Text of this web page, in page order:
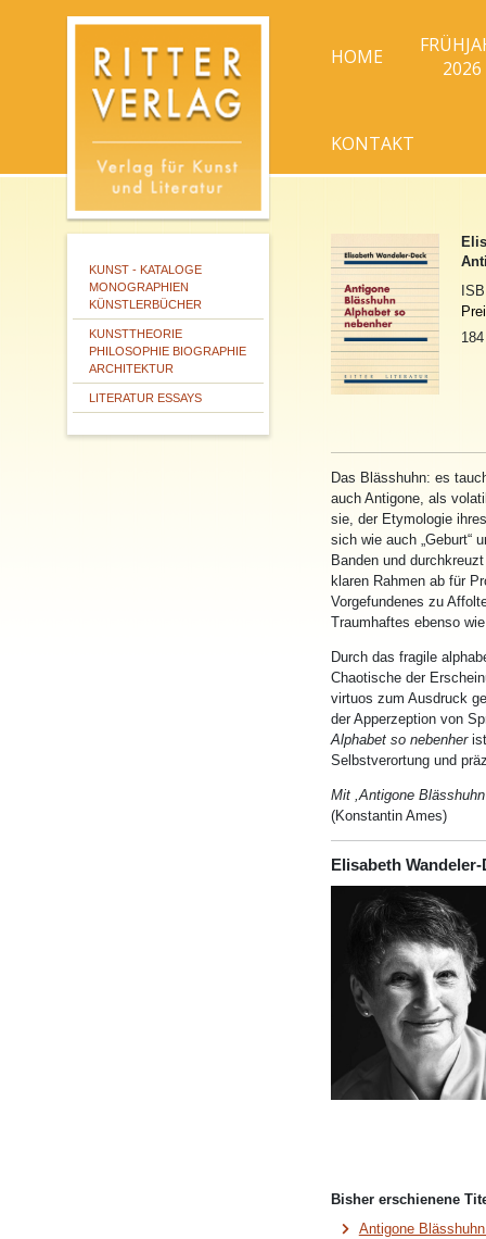
HOME
2026
KONTAKT
KUNST - KATALOGE
MONOGRAPHIEN
KÜNSTLERBÜCHER
KUNSTTHEORIE
PHILOSOPHIE BIOGRAPHIE
ARCHITEKTUR
LITERATUR ESSAYS
Das Blässhuhn: es
auch Antigone, als
sie, der Etymologie
sich wie auch „Geburt“
Banden und
klaren Rahmen ab für
Vorgefundenes zu
Traumhaftes ebenso
Durch das fragile
Chaotische der
virtuos zum Ausdruck
der Apperzeption von
Alphabet so nebenher
Selbstverortung und
Mit ,Antigone
(Konstantin Ames)
Elisabeth Wandeler-
Bisher erschienene
Antigone